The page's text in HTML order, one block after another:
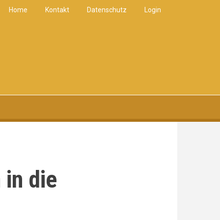
Home Kontakt Datenschutz Login
in die